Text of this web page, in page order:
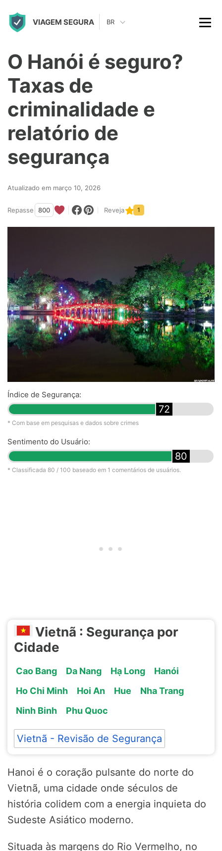
VIAGEM SEGURA BR
O Hanói é seguro?
Taxas de
criminalidade e
relatório de
segurança
Atualizado em março 10, 2026
Repasse 800 Reveja 1
Índice de Segurança:
72
* Com base em pesquisas e dados sobre crimes
Sentimento do Usuário:
80
* Classificada 80 / 100 baseado em 1 comentários de usuários.
Vietnã : Segurança por
Cidade
Cao Bang Da Nang Hạ Long
Hanói
Ho Chi Minh
Hoi An Hue
Nha Trang
Ninh Binh
Phu Quoc
Vietnã - Revisão de Segurança
Hanoi é o coração pulsante do norte do
Vietnã, uma cidade onde séculos de
história colidem com a energia inquieta do
Sudeste Asiático moderno.
Situada às margens do Rio Vermelho, no